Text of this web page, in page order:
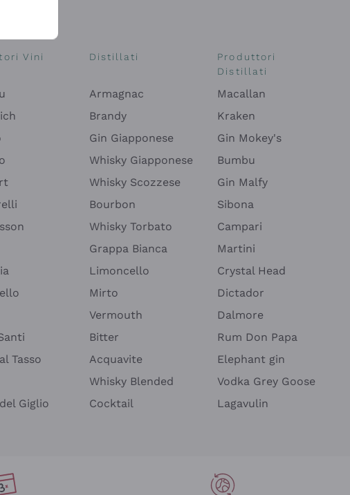
Vini
Tasso
Giglio
Distillati
Armagnac
Brandy
Gin Giapponese
Whisky Giapponese
Whisky Scozzese
Bourbon
Whisky Torbato
Grappa Bianca
Limoncello
Mirto
Vermouth
Bitter
Acquavite
Whisky Blended
Cocktail
Produttori
Distillati
Macallan
Kraken
Gin Mokey's
Bumbu
Gin Malfy
Sibona
Campari
Martini
Crystal Head
Dictador
Dalmore
Rum Don Papa
Elephant gin
Vodka Grey Goose
Lagavulin